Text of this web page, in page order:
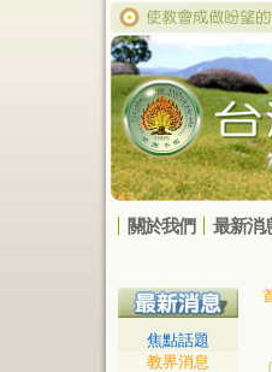
關於我們 最新消
焦點話題
教界消息